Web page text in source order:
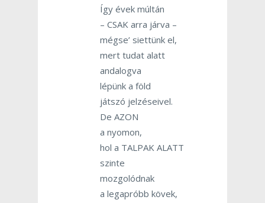
Így évek múltán
– CSAK arra járva –
mégse’ siettünk el,
mert tudat alatt
andalogva
lépünk a föld
játszó jelzéseivel.
De AZON
a nyomon,
hol a TALPAK ALATT
szinte
mozgolódnak
a legapróbb kövek,